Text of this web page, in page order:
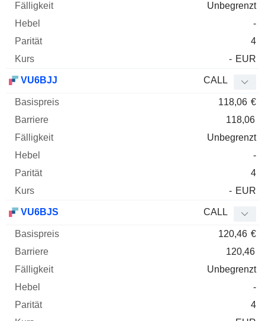
Unbegrenzt
-
4
- EUR
VU6BJJ CALL
118,06 €
118,06
Unbegrenzt
-
4
- EUR
VU6BJS CALL
120,46 €
120,46
Unbegrenzt
-
4